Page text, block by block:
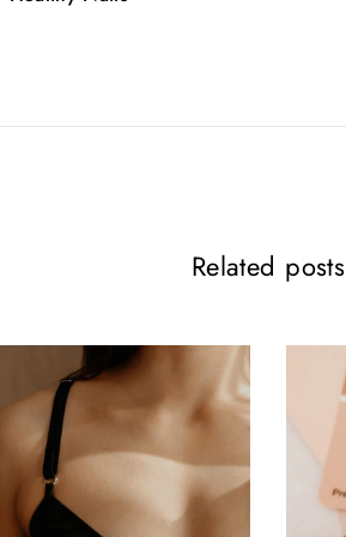
Related posts